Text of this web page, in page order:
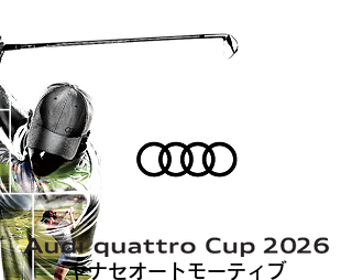
​ヤナセオートモーティブ